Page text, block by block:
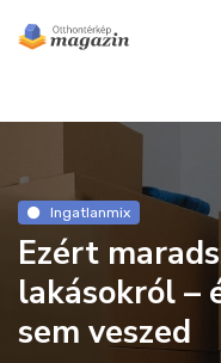
Ingatlanmix
Ezért
lakásokról –
sem veszed